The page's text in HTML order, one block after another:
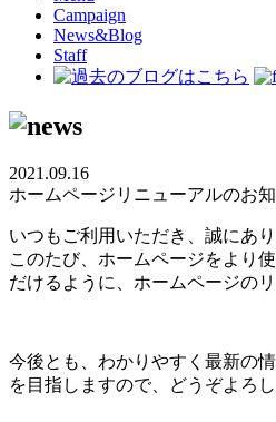
Campaign
News&Blog
Staff
2021.09.16
ホームページリニューアルのお
いつもご利用いただき、誠にあ
このたび、ホームページをより
だけるように、ホームページの
今後とも、わかりやすく最新の
を目指しますので、どうぞよろ